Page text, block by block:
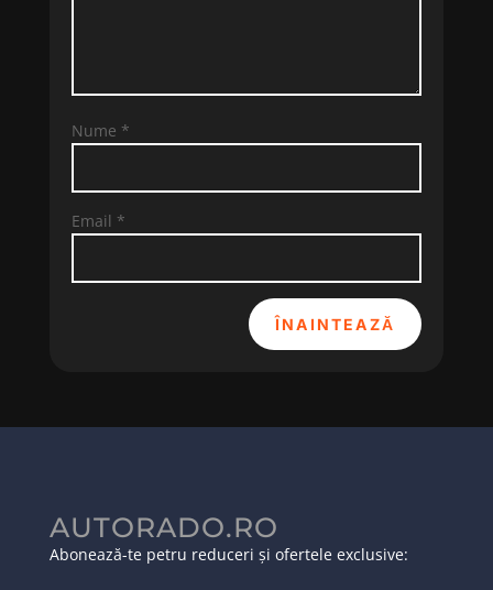
Nume *
Email *
ÎNAINTEAZĂ
AUTORADO.RO
Abonează-te petru reduceri și ofertele exclusive: